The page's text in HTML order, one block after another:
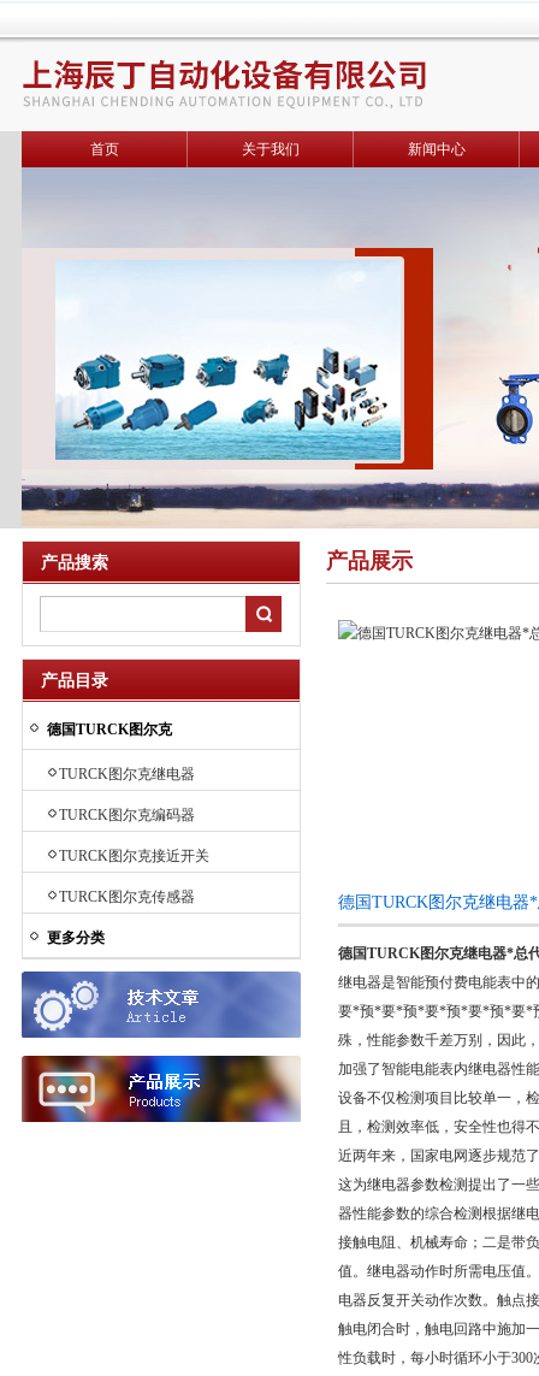
首页 关于我们 新闻中心
产品搜索
产品目录
德国TURCK图尔克
TURCK图尔克继电器
TURCK图尔克编码器
TURCK图尔克接近开关
TURCK图尔克传感器
更多分类
产品展示
德国TURCK图尔克继电器
德国TURCK图尔克继电器*总
继电器是智能预付费电能表中
要*预*要*预*要*预*要*预*要*
殊，性能参数千差万别，因此
加强了智能电能表内继电器性
设备不仅检测项目比较单一，
且，检测效率低，安全性也得
近两年来，国家电网逐步规范
这为继电器参数检测提出了一
器性能参数的综合检测根据继
接触电阻、机械寿命；二是带
值。继电器动作时所需电压值
电器反复开关动作次数。触点
触电闭合时，触电回路中施加
性负载时，每小时循环小于